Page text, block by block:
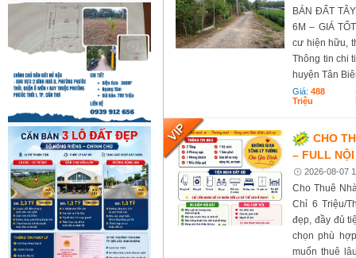
BÁN ĐẤT
6M – GIÁ
cư hiện hữu,
Thông tin chi
huyện Tân
Giá:488
Triệu
CHO
– FULL
2026-08-07
Cho Thuê
Chỉ 6 Triệu/
đẹp, đầy đủ
chọn phù
muốn thuê